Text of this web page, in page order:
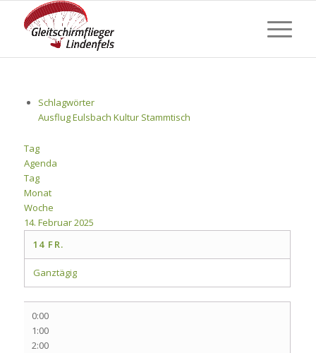
Schlagwörter
AusflugEulsbach Kultur Stammtisch
Tag
Agenda
Tag
Monat
Woche
14. Februar 2025
14 FR.
Ganztägig
0:00
1:00
2:00